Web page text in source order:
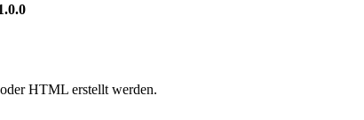
HTML erstellt werden.